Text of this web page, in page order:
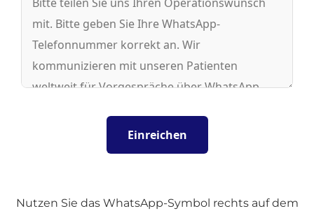
Nutzen Sie das WhatsApp-Symbol rechts auf dem